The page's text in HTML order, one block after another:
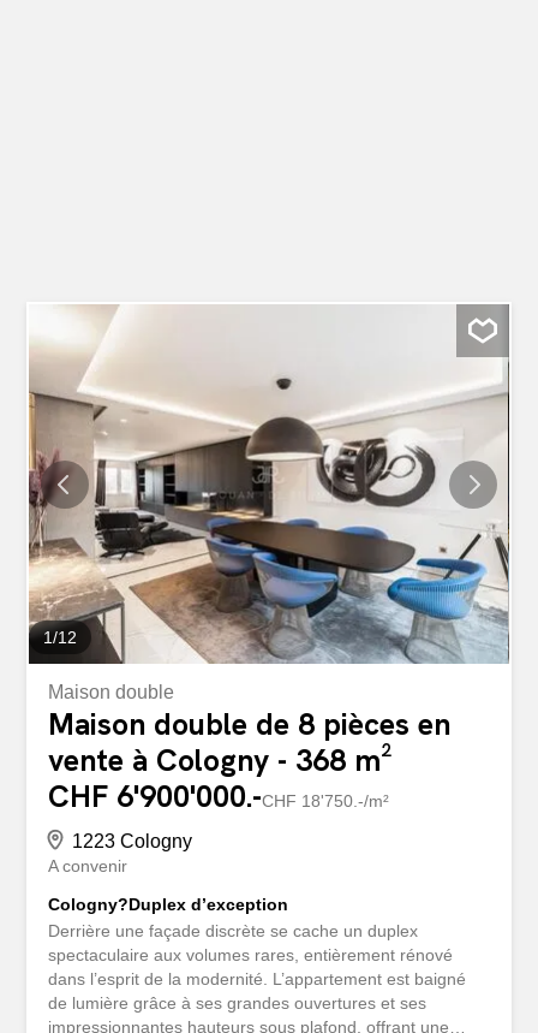
1/12
Maison double
Maison double de 8 pièces en
vente à Cologny - 368 m²
CHF 6'900'000.-CHF 18'750.-/m²
1223 Cologny
A convenir
Cologny?Duplex d’exception
Derrière une façade discrète se cache un duplex
spectaculaire aux volumes rares, entièrement rénové
dans l’esprit de la modernité. L’appartement est baigné
de lumière grâce à ses grandes ouvertures et ses
impressionnantes hauteurs sous plafond, offrant une